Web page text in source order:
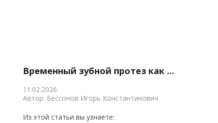
Временный зубной протез как ...
11.02.2026
Автор: Бессонов Игорь Константинович
Из этой статьи вы узнаете: